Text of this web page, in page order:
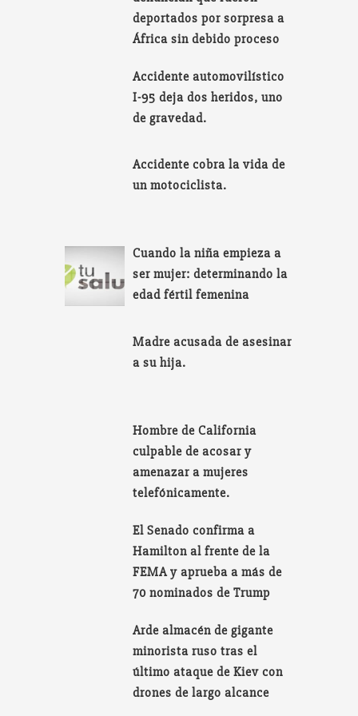
deportados por sorpresa a
África sin debido proceso
Accidente automovilístico
I-95 deja dos heridos, uno
de gravedad.
Accidente cobra la vida de
un motociclista.
Cuando la niña empieza a
ser mujer: determinando la
edad fértil femenina
Madre acusada de asesinar
a su hija.
Hombre de California
culpable de acosar y
amenazar a mujeres
telefónicamente.
El Senado confirma a
Hamilton al frente de la
FEMA y aprueba a más de
70 nominados de Trump
Arde almacén de gigante
minorista ruso tras el
último ataque de Kiev con
drones de largo alcance